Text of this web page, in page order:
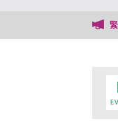
【大阪地検検